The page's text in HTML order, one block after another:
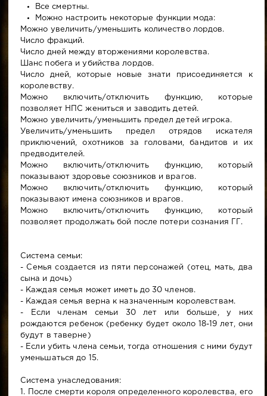
Все смертны.
Можно настроить некоторые функции мода:
Можно увеличить/уменьшить количество лордов.
Число фракций.
Число дней между вторжениями королевства.
Шанс побега и убийства лордов.
Число дней, которые новые знати присоединяется к
королевству.
Можно включить/отключить функцию, которые
позволяет НПС жениться и заводить детей.
Можно увеличить/уменьшить предел детей игрока.
Увеличить/уменьшить предел отрядов искателя
приключений, охотников за головами, бандитов и их
предводителей.
Можно включить/отключить функцию, который
показывают здоровье союзников и врагов.
Можно включить/отключить функцию, который
показывают имена союзников и врагов.
Можно включить/отключить функцию, который
позволяет продолжать бой после потери сознания ГГ.
Система семьи:
- Семья создается из пяти персонажей (отец, мать, два
сына и дочь)
- Каждая семья может иметь до 30 членов.
- Каждая семья верна к назначенным королевствам.
- Если членам семьи 30 лет или больше, у них
рождаются ребенок (ребенку будет около 18-19 лет, они
будут в таверне)
- Если убить члена семьи, тогда отношения с ними будут
уменьшаться до 15.
Система унаследования:
1. После смерти короля определенного королевства, его